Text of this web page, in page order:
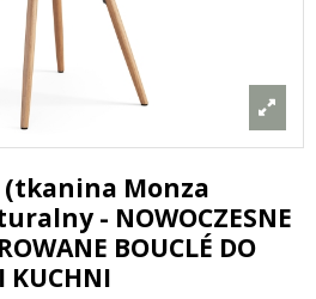
(tkanina Monza
- NOWOCZESNE
BOUCLÉ DO
KUCHNI